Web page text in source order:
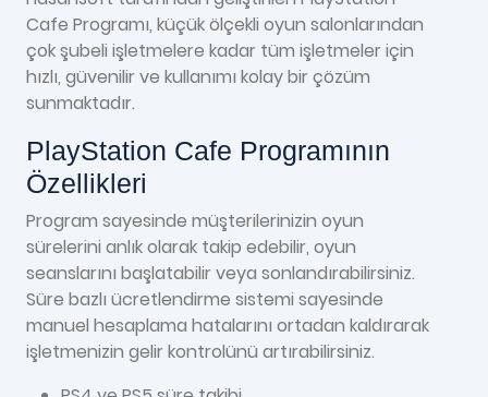
Cafe Programı, küçük ölçekli oyun salonlarından
çok şubeli işletmelere kadar tüm işletmeler için
hızlı, güvenilir ve kullanımı kolay bir çözüm
sunmaktadır.
PlayStation Cafe Programının
Özellikleri
Program sayesinde müşterilerinizin oyun
sürelerini anlık olarak takip edebilir, oyun
seanslarını başlatabilir veya sonlandırabilirsiniz.
Süre bazlı ücretlendirme sistemi sayesinde
manuel hesaplama hatalarını ortadan kaldırarak
işletmenizin gelir kontrolünü artırabilirsiniz.